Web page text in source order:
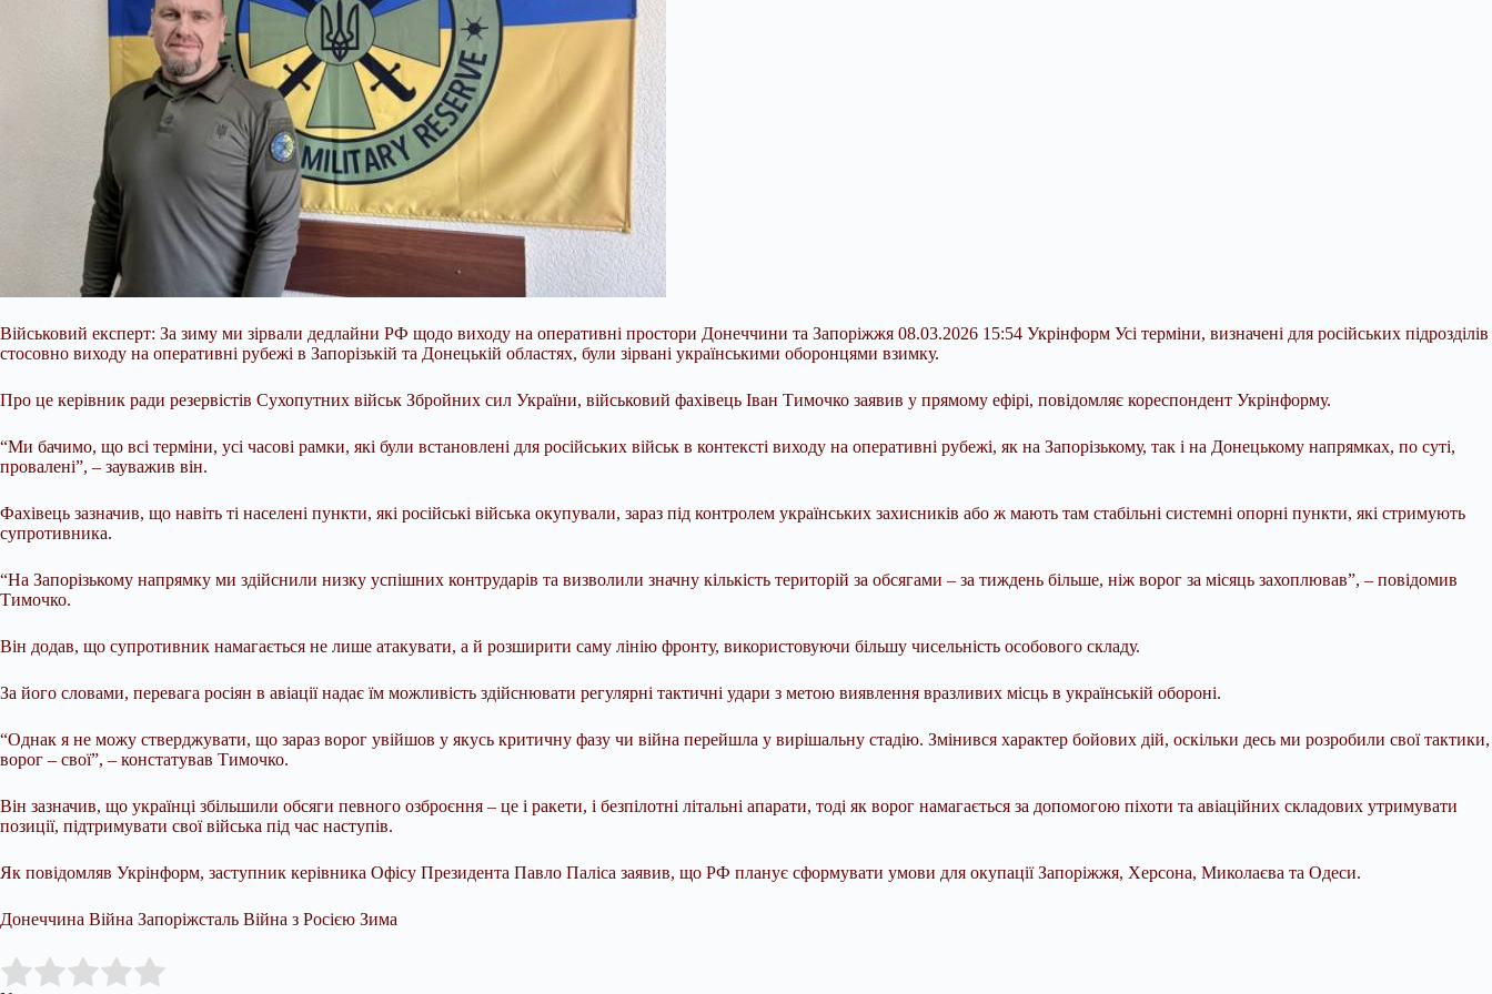
Військовий експерт: За зиму ми зірвали дедлайни РФ щодо виходу на оперативні простори Донеччини та Запоріжжя 08.03.2026 15:54 Укрінформ Усі терміни, визначені для російських підрозділів
стосовно виходу на оперативні рубежі в Запорізькій та Донецькій областях, були зірвані українськими оборонцями взимку.
Про це керівник ради резервістів Сухопутних військ Збройних сил України, військовий фахівець Іван Тимочко заявив у прямому ефірі, повідомляє кореспондент Укрінформу.
“Ми бачимо, що всі терміни, усі часові рамки, які були встановлені для російських військ в контексті виходу на оперативні рубежі, як на Запорізькому, так і на Донецькому напрямках, по суті,
провалені”, – зауважив він.
Фахівець зазначив, що навіть ті населені пункти, які російські війська окупували, зараз під контролем українських захисників або ж мають там стабільні системні опорні пункти, які стримують
супротивника.
“На Запорізькому напрямку ми здійснили низку успішних контрударів та визволили значну кількість територій за обсягами – за тиждень більше, ніж ворог за місяць захоплював”, – повідомив
Тимочко.
Він додав, що супротивник намагається не лише атакувати, а й розширити саму лінію фронту, використовуючи більшу чисельність особового складу.
За його словами, перевага росіян в авіації надає їм можливість здійснювати регулярні тактичні удари з метою виявлення вразливих місць в українській обороні.
“Однак я не можу стверджувати, що зараз ворог увійшов у якусь критичну фазу чи війна перейшла у вирішальну стадію. Змінився характер бойових дій, оскільки десь ми розробили свої тактики,
ворог – свої”, – констатував Тимочко.
Він зазначив, що українці збільшили обсяги певного озброєння – це і ракети, і безпілотні літальні апарати, тоді як ворог намагається за допомогою піхоти та авіаційних складових утримувати
позиції, підтримувати свої війська під час наступів.
Як повідомляв Укрінформ, заступник керівника Офісу Президента Павло Паліса заявив, що РФ планує сформувати умови для окупації Запоріжжя, Херсона, Миколаєва та Одеси.
Донеччина Війна Запоріжсталь Війна з Росією Зима
Rate this item: